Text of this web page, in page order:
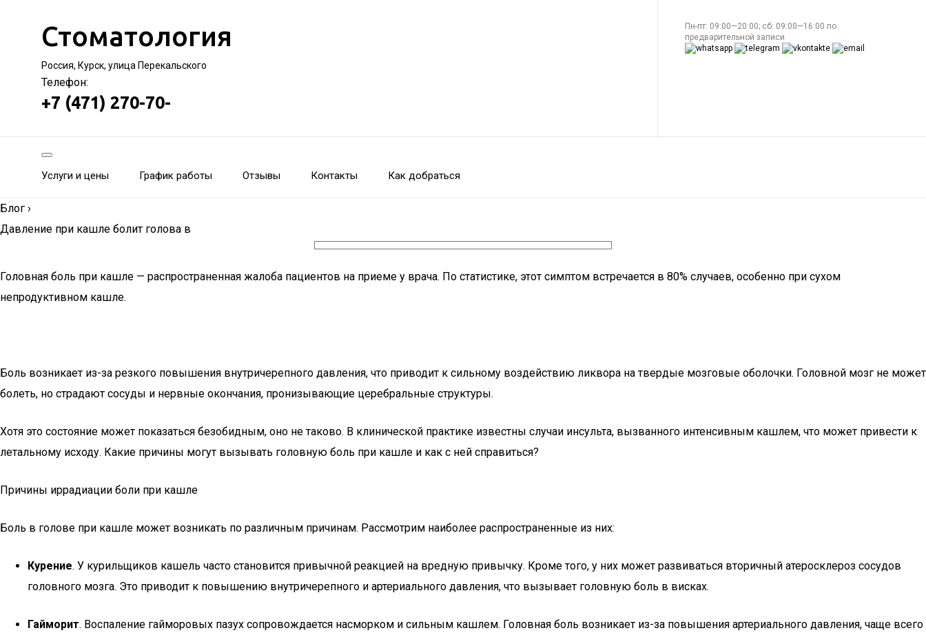
Стоматология
Россия, Курск, улица Перекальского
Телефон:
+7 (471) 270-70-
Пн-пт: 09:00—20:00; сб: 09:00—16:00 по
предварительной записи
Услуги и цены График работы Отзывы Контакты Как добраться
Блог ›
Давление при кашле болит голова в
Головная боль при кашле — распространенная жалоба пациентов на приеме у врача. По статистике, этот симптом встречается в 80% случаев, особенно при сухом
непродуктивном кашле.
Боль возникает из-за резкого повышения внутричерепного давления, что приводит к сильному воздействию ликвора на твердые мозговые оболочки. Головной мозг не может
болеть, но страдают сосуды и нервные окончания, пронизывающие церебральные структуры.
Хотя это состояние может показаться безобидным, оно не таково. В клинической практике известны случаи инсульта, вызванного интенсивным кашлем, что может привести к
летальному исходу. Какие причины могут вызывать головную боль при кашле и как с ней справиться?
Причины иррадиации боли при кашле
Боль в голове при кашле может возникать по различным причинам. Рассмотрим наиболее распространенные из них:
Курение. У курильщиков кашель часто становится привычной реакцией на вредную привычку. Кроме того, у них может развиваться вторичный атеросклероз сосудов
головного мозга. Это приводит к повышению внутричерепного и артериального давления, что вызывает головную боль в висках.
Гайморит. Воспаление гайморовых пазух сопровождается насморком и сильным кашлем. Головная боль возникает из-за повышения артериального давления, чаще всего